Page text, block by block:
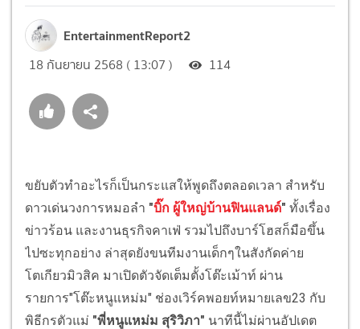
EntertainmentReport2
18 กันยายน 2568 ( 13:07 ) 114
ขยับตัวทำอะไรก็เป็นกระแสให้พูดถึงตลอดเวลา สำหรับ
ดาวเด่นวงการหมอลำ "บิ๊ก ผู้ใหญ่บ้านฟินแลนด์" ทั้งเรื่อง
ข่าวร้อน และงานธุรกิจคาเฟ่ รวมไปถึงบาร์โฮสก็มือขึ้น
ไปซะทุกอย่าง ล่าสุดยังขนทีมงานเด็กๆในสังกัดค่าย
โตเกียวมิวสิค มาเปิดตัวจัดเต็มตั้งโต๊ะเม้าท์ ผ่าน
รายการ"โต๊ะหนูแหม่ม" ช่องเวิร์คพอยท์หมายเลข23 กับ
พิธีกรตัวแม่ "พี่หนูแหม่ม สุริวิภา" นาทีนี้ไม่ผ่านอัปเดต